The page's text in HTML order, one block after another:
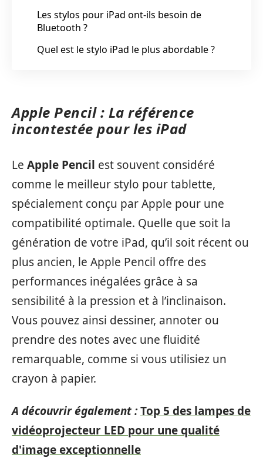
Les stylos pour iPad ont-ils besoin de
Bluetooth ?
Quel est le stylo iPad le plus abordable ?
Apple Pencil : La référence
incontestée pour les iPad
Le Apple Pencil est souvent considéré
comme le meilleur stylo pour tablette,
spécialement conçu par Apple pour une
compatibilité optimale. Quelle que soit la
génération de votre iPad, qu’il soit récent ou
plus ancien, le Apple Pencil offre des
performances inégalées grâce à sa
sensibilité à la pression et à l’inclinaison.
Vous pouvez ainsi dessiner, annoter ou
prendre des notes avec une fluidité
remarquable, comme si vous utilisiez un
crayon à papier.
A découvrir également :Top 5 des lampes de
vidéoprojecteur LED pour une qualité
d'image exceptionnelle